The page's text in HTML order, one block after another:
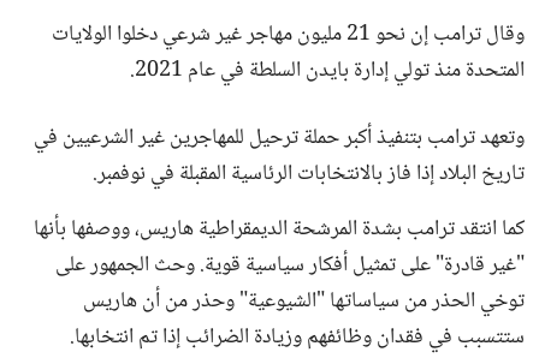
وقال ترامب إن نحو 21 مليون مهاجر غير شرعي دخلوا الولايات
المتحدة منذ تولي إدارة بايدن السلطة في عام 2021.
وتعهد ترامب بتنفيذ أكبر حملة ترحيل للمهاجرين غير الشرعيين في
تاريخ البلاد إذا فاز بالانتخابات الرئاسية المقبلة في نوفمبر.
كما انتقد ترامب بشدة المرشحة الديمقراطية هاريس، ووصفها بأنها
"غير قادرة" على تمثيل أفكار سياسية قوية. وحث الجمهور على
توخي الحذر من سياساتها "الشيوعية" وحذر من أن هاريس
ستتسبب في فقدان وظائفهم وزيادة الضرائب إذا تم انتخابها.